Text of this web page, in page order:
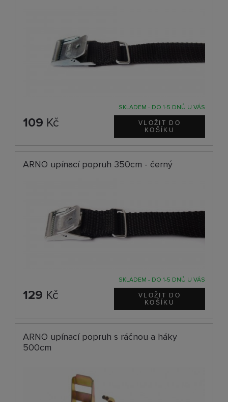
SKLADEM - DO 1-5 DNŮ U VÁS
109 Kč
ARNO upínací popruh 350cm - černý
SKLADEM - DO 1-5 DNŮ U VÁS
129 Kč
ARNO upínací popruh s ráčnou a háky
500cm